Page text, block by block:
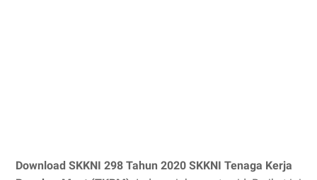
Download SKKNI 298 Tahun 2020 SKKNI Tenaga Kerja